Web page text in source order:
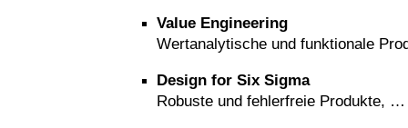
Value Engineering
Wertanalytische und funktionale
Design for Six Sigma
Robuste und fehlerfreie Produkte, …